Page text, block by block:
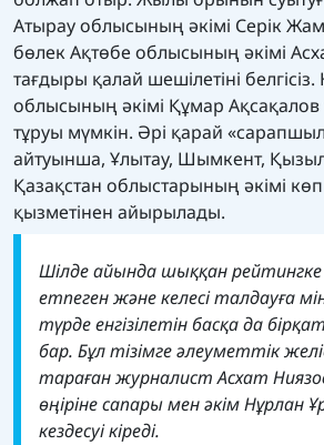
Атырау облысының әкімі Серік
бөлек Ақтөбе облысының әкімі
тағдыры қалай шешілетіні
облысының әкімі Құмар
тұруы мүмкін. Әрі қарай
айтуынша, Ұлытау, Шымкент,
Қазақстан облыстарының әкімі көп
қызметінен айырылады.
Шілде айында шыққан рейтингке
етпеген және келесі талдауға
түрде енгізілетін басқа да
бар. Бұл тізімге әлеуметтік
тараған журналист Асхат
өңіріне сапары мен әкім Нұрлан
кездесуі кіреді.